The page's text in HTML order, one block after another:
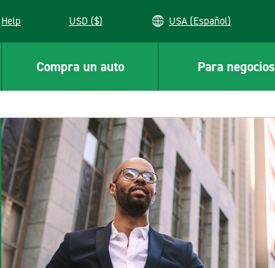
Help USD ($) USA (Español)
Compra un auto Para negocios